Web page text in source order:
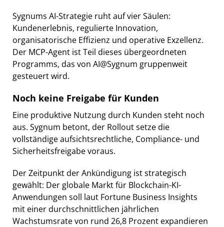
Sygnums AI-Strategie ruht auf vier Säulen:
Kundenerlebnis, regulierte Innovation,
organisatorische Effizienz und operative Exzellenz.
Der MCP-Agent ist Teil dieses übergeordneten
Programms, das von AI@Sygnum gruppenweit
gesteuert wird.
Noch keine Freigabe für Kunden
Eine produktive Nutzung durch Kunden steht noch
aus. Sygnum betont, der Rollout setze die
vollständige aufsichtsrechtliche, Compliance- und
Sicherheitsfreigabe voraus.
Der Zeitpunkt der Ankündigung ist strategisch
gewählt: Der globale Markt für Blockchain-KI-
Anwendungen soll laut Fortune Business Insights
mit einer durchschnittlichen jährlichen
Wachstumsrate von rund 26,8 Prozent expandieren